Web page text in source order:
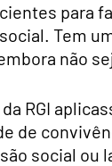
para
Tem
não
RGI
de
social ou